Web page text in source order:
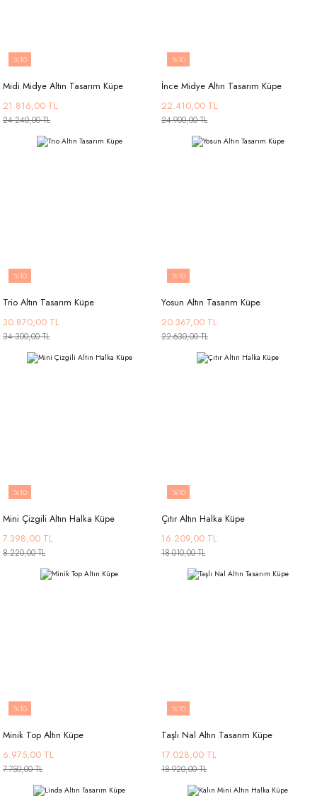
%10
Midi Midye Altın Tasarım Küpe
21.816,00 TL
24.240,00 TL
%10
İnce Midye Altın Tasarım Küpe
22.410,00 TL
24.900,00 TL
%10
Trio Altın Tasarım Küpe
30.870,00 TL
34.300,00 TL
%10
Yosun Altın Tasarım Küpe
20.367,00 TL
22.630,00 TL
%10
Mini Çizgili Altın Halka Küpe
7.398,00 TL
8.220,00 TL
%10
Çıtır Altın Halka Küpe
16.209,00 TL
18.010,00 TL
%10
Minik Top Altın Küpe
6.975,00 TL
7.750,00 TL
%10
Taşlı Nal Altın Tasarım Küpe
17.028,00 TL
18.920,00 TL